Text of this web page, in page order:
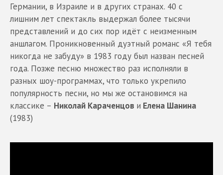
Германии, в Израиле и в других странах. 40 с
лишним лет спектакль выдержал более тысячи
представлений и до сих пор идёт с неизменным
аншлагом. Проникновенный дуэтный романс «Я тебя
никогда не забуду» в 1983 году был назван песней
года. Позже песню множество раз исполняли в
разных шоу-программах, что только укрепило
популярность песни, но мы же остановимся на
классике – Николай Караченцов и Елена Шанина
(1983)